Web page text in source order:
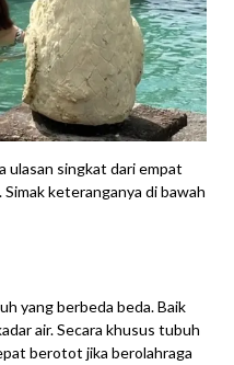
ulasan singkat dari empat
keteranganya di bawah
yang berbeda beda. Baik
air. Secara khusus tubuh
berotot jika berolahraga